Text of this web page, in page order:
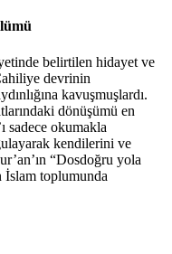
belirtilen hidayet ve
devrinin
kavuşmuşlardı.
dönüşümü en
sadece okumakla
kendilerini ve
“Dosdoğru yola
İslam toplumunda